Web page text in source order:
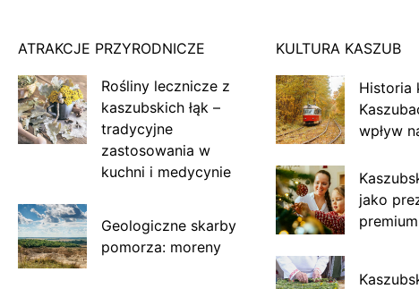
ATRAKCJE PRZYRODNICZE
Rośliny lecznicze z
kaszubskich łąk –
tradycyjne
zastosowania w
kuchni i medycynie
Geologiczne skarby
pomorza: moreny
KULTURA KASZUB
Historia
wpływ
jako
premium